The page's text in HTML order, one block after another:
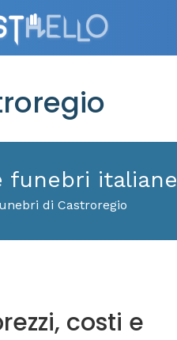
funebri italiane
di Castroregio
costi e